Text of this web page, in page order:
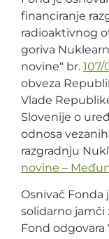
financiranje
radioaktivnog
goriva
novine“ br. 107/
obveza
Vlade
Slovenije o
odnosa
razgradnju
novine –
Osnivač Fonda
solidarno jamči
Fond